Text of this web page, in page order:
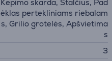
Kepimo skarda, Stalčius, Pad
ėklas pertekliniams riebalam
s, Grilio grotelės, Apšvietima
s
3